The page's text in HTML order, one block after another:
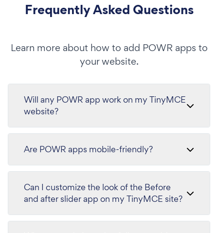
Frequently Asked Questions
Learn more about how to add POWR apps to
your website.
Will any POWR app work on my TinyMCE
website?
Are POWR apps mobile-friendly?
Can I customize the look of the Before
and after slider app on my TinyMCE site?